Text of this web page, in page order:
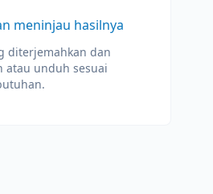
meninjau hasilnya
diterjemahkan dan
atau unduh sesuai